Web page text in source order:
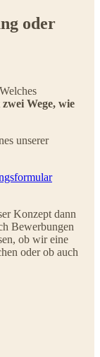
oder
zwei Wege, wie
unserer
Konzept dann
Bewerbungen
ob wir eine
oder ob auch